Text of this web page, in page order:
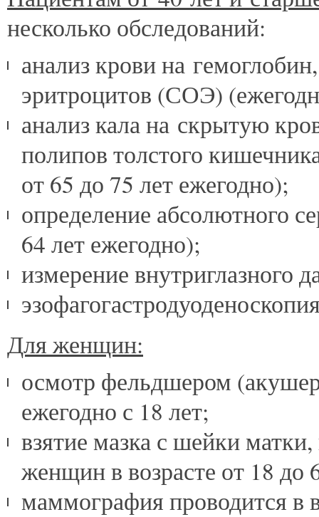
несколько обследований:
анализ крови на
эритроцитов (СОЭ)
анализ кала на скрытую
полипов толстого
от 65 до 75 лет ежегодно);
определение абсолютного
64 лет ежегодно);
измерение внутриглазного
Для женщин:
осмотр фельдшером
ежегодно с 18 лет;
взятие мазка с шейки
женщин в возрасте от 18 до
маммография проводится в